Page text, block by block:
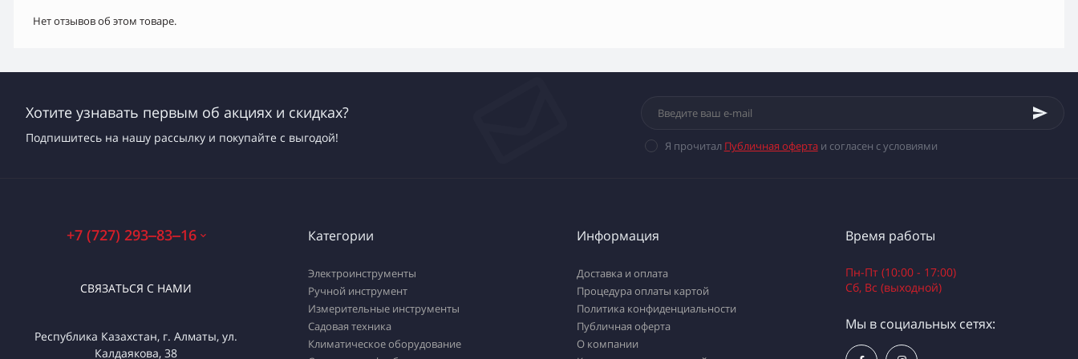
Нет отзывов об этом товаре.
Хотите узнавать первым об акциях и скидках?
Подпишитесь на нашу рассылку и покупайте с выгодой!
Я прочитал Публичная офертаи согласен с условиями
+7 (727) 293‒83‒16
СВЯЗАТЬСЯ С НАМИ
Республика Казахстан, г. Алматы, ул.
Калдаякова, 38
Категории
Электроинструменты
Ручной инструмент
Измерительные инструменты
Садовая техника
Климатическое оборудование
Информация
Доставка и оплата
Процедура оплаты картой
Политика конфиденциальности
Публичная оферта
О компании
Время работы
Пн-Пт (10:00 - 17:00)
Сб, Вс (выходной)
Мы в социальных сетях: